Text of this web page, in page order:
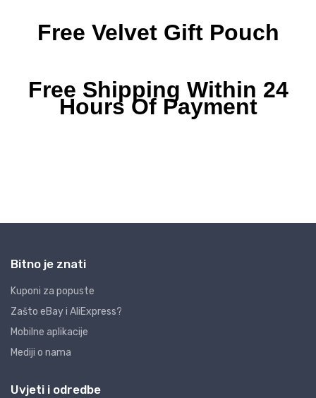
Bitno je znati
Kuponi za popuste
Zašto eBay i AliExpress?
Mobilne aplikacije
Mediji o nama
Uvjeti i odredbe